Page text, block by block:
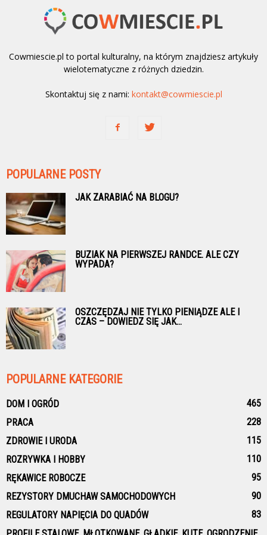
Cowmiescie.pl to portal kulturalny, na którym znajdziesz artykuły
wielotematyczne z różnych dziedzin.
Skontaktuj się z nami: kontakt@cowmiescie.pl
POPULARNE POSTY
JAK ZARABIAĆ NA BLOGU?
BUZIAK NA PIERWSZEJ RANDCE. ALE CZY
WYPADA?
OSZCZĘDZAJ NIE TYLKO PIENIĄDZE ALE I
CZAS – DOWIEDZ SIĘ JAK...
POPULARNE KATEGORIE
DOM I OGRÓD
465
PRACA
228
ZDROWIE I URODA
115
ROZRYWKA I HOBBY
110
RĘKAWICE ROBOCZE
95
REZYSTORY DMUCHAW SAMOCHODOWYCH
90
REGULATORY NAPIĘCIA DO QUADÓW
83